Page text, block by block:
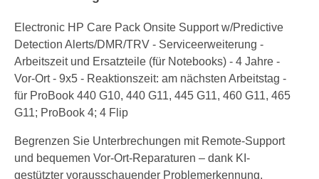
Electronic HP Care Pack Onsite Support w/Predictive
Detection Alerts/DMR/TRV - Serviceerweiterung -
Arbeitszeit und Ersatzteile (für Notebooks) - 4 Jahre -
Vor-Ort - 9x5 - Reaktionszeit: am nächsten Arbeitstag -
für ProBook 440 G10, 440 G11, 445 G11, 460 G11, 465
G11; ProBook 4; 4 Flip
Begrenzen Sie Unterbrechungen mit Remote-Support
und bequemen Vor-Ort-Reparaturen – dank KI-
gestützter vorausschauender Problemerkennung,